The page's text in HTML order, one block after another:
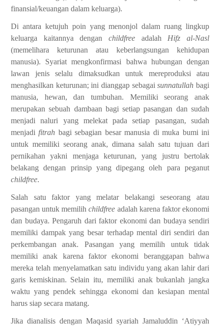
finansial/keuangan dalam keluarga).
Di antara ketujuh poin yang menonjol dalam ruang lingkup
keluarga kaitannya dengan childfree adalah Hifz al-Nasl
(memelihara keturunan atau keberlangsungan kehidupan
manusia). Syariat mengkonfirmasi bahwa hubungan dengan
lawan jenis selalu dimaksudkan untuk mereproduksi atau
menghasilkan keturunan; ini dianggap sebagaisunnatullah bagi
manusia, hewan, dan tumbuhan. Memiliki seorang anak
merupakan sebuah dambaan bagi setiap pasangan dan sudah
menjadi naluri yang melekat pada setiap pasangan, sudah
menjadi fitrah bagi sebagian besar manusia di muka bumi ini
untuk memiliki seorang anak, dimana salah satu tujuan dari
pernikahan yakni menjaga keturunan, yang justru bertolak
belakang dengan prinsip yang dipegang oleh para peganut
childfree.
Salah satu faktor yang melatar belakangi seseorang atau
pasangan untuk memilihchildfree adalah karena faktor ekonomi
dan budaya. Pengaruh dari faktor ekonomi dan budaya sendiri
memiliki dampak yang besar terhadap mental diri sendiri dan
perkembangan anak. Pasangan yang memilih untuk tidak
memiliki anak karena faktor ekonomi beranggapan bahwa
mereka telah menyelamatkan satu individu yang akan lahir dari
garis kemiskinan. Selain itu, memiliki anak bukanlah jangka
waktu yang pendek sehingga ekonomi dan kesiapan mental
harus siap secara matang.
Jika dianalisis dengan Maqasid syariah Jamaluddin ‘Atiyyah